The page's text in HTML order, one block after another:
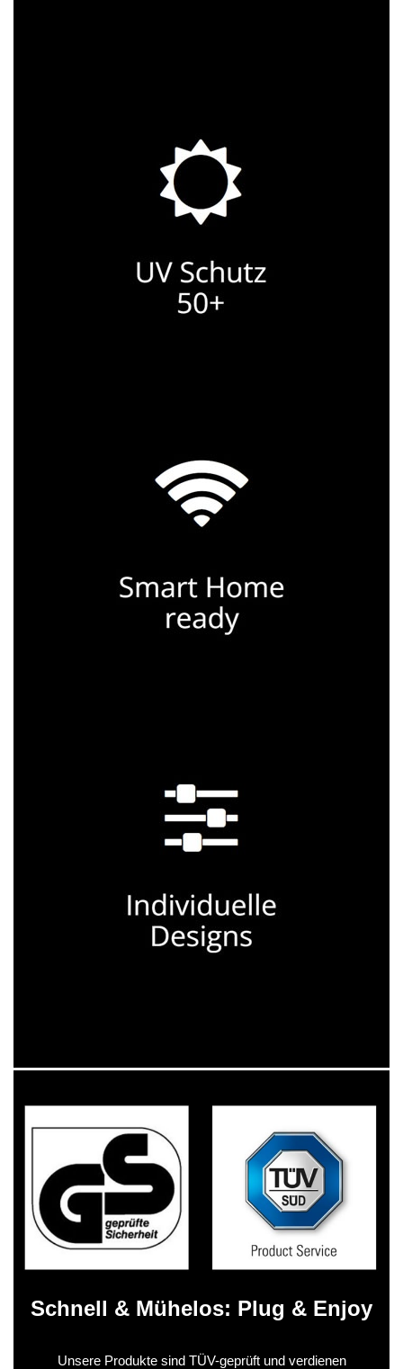
Schnell & Mühelos: Plug & Enjoy
Unsere Produkte sind TÜV-geprüft und verdienen